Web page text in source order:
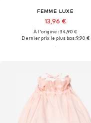
FEMME LUXE
13,96 €
À l'origine : 34,90 €
Dernier prix le plus bas :9,90 €